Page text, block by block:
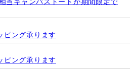
ピング承ります
ピング承ります